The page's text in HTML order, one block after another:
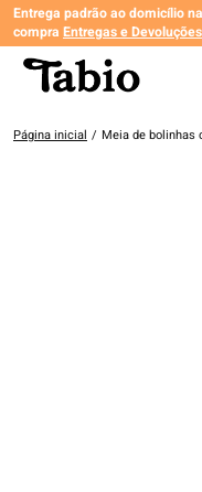
Entrega padrão ao domicílio
compra Entregas e Devoluções
Página inicial / Meia de bolinhas